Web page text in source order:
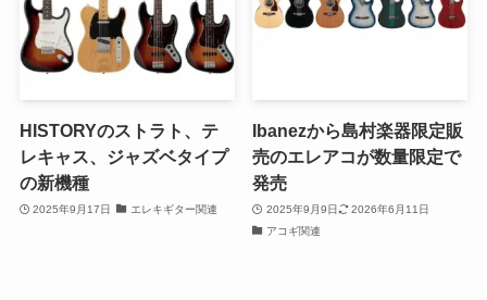
HISTORYのストラト、テ
レキャス、ジャズベタイプ
の新機種
2025年9月17日 エレキギター関連
Ibanezから島村楽器限定販
売のエレアコが数量限定で
発売
2025年9月9日
2026年6月11日
アコギ関連